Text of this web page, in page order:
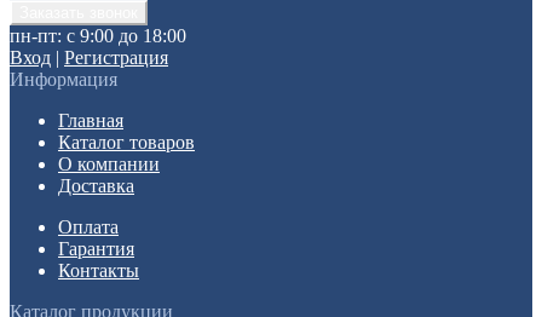
пн-пт: с 9:00 до 18:00
Вход | Регистрация
Информация
Главная
Каталог товаров
О компании
Доставка
Оплата
Гарантия
Контакты
Каталог продукции